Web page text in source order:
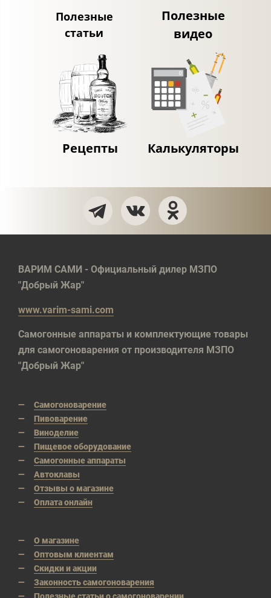
Полезные
статьи
Полезные
видео
Рецепты Калькуляторы
ВАРИМ САМИ - Официальный дилер МЗПО
"Добрый Жар"
www.varim-sami.com
Самогонные аппараты и комплектующие товары
для самогоноварения от производителя МЗПО
"Добрый Жар"
Самогоноварение
Пивоварение
Виноделие
Пищевое оборудование
Самогонные аппараты
Автоклавы
Отзывы о магазине
Оплата онлайн
О магазине
Оптовым клиентам
Скидки и акции
Законность самогоноварения